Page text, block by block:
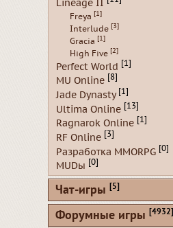
Lineage II
Freya [1]
Interlude [3]
Gracia [1]
High Five [2]
Perfect World [1]
MU Online [8]
Jade Dynasty [1]
Ultima Online [13]
Ragnarok Online [1]
RF Online [3]
Разработка MMORPG [0]
MUDы [0]
Чат-игры [5]
Форумные игры [4932]